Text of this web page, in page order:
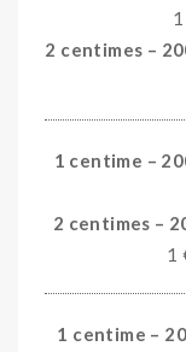
2 centimes –
1 centime –
2 centimes –
1
1 centime –